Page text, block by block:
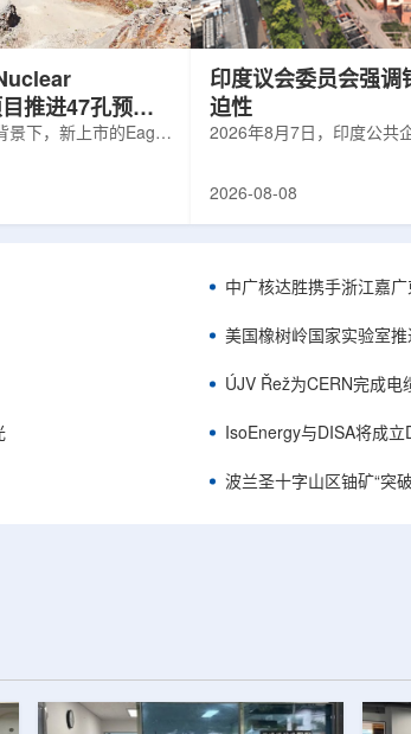
推进47孔预可
景下，新上市的Eagle
万磅、inferred
可研钻探，待联邦与
年下半年完成预可
Professional
、SLR I...
印度议会委员会强调
迫性
2026年8月7日，印度公共
建项目将产量翻倍，但委
将拉长进口燃料战略敏感
25GWe年需U3O8约5400
30%，须靠加速国产与多
赖。委员会支持UCIL与
海外铀...
2026-08-08
中广核达胜携手浙江嘉
美国橡树岭国家实验室
ÚJV Řež为CERN完成电
IsoEnergy与DISA将成
波兰圣十字山区铀矿“突